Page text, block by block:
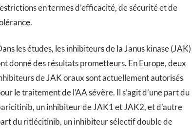
en termes d’efficacité, de sécurité et de
les études, les inhibiteurs de la Janus kinase (JAK)
donné des résultats prometteurs. En Europe, deux
de JAK oraux sont actuellement autorisés
le traitement de l’AA sévère. Il s’agit d’une part du
un inhibiteur de JAK1 et JAK2, et d’autre
du ritlécitinib, un inhibiteur sélectif double de